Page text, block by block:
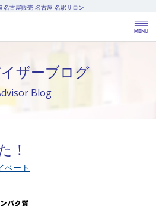
名古屋販売 名古屋 名駅サロン
ザーブログ
Blog
！
ベート